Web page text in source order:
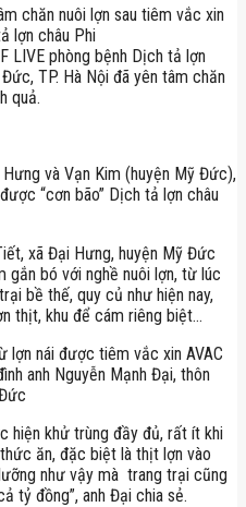
chăn nuôi lợn sau tiêm vắc xin
lợn châu Phi
LIVE phòng bệnh Dịch tả lợn
TP. Hà Nội đã yên tâm chăn
quả.
và Vạn Kim (huyện Mỹ Đức),
“cơn bão” Dịch tả lợn châu
xã Đại Hưng, huyện Mỹ Đức
gắn bó với nghề nuôi lợn, từ lúc
bề thế, quy củ như hiện nay,
thịt, khu để cám riêng biệt…
lợn nái được tiêm vắc xin AVAC
anh Nguyễn Mạnh Đại, thôn
hiện khử trùng đầy đủ, rất ít khi
ăn, đặc biệt là thịt lợn vào
như vậy mà trang trại cũng
tỷ đồng”, anh Đại chia sẻ.